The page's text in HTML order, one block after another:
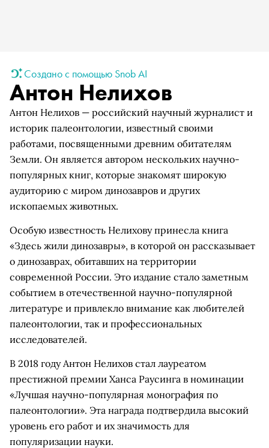
Создано с помощью Snob AI
Антон Нелихов
Антон Нелихов — российский научный журналист и
историк палеонтологии, известный своими
работами, посвященными древним обитателям
Земли. Он является автором нескольких научно-
популярных книг, которые знакомят широкую
аудиторию с миром динозавров и других
ископаемых животных.
Особую известность Нелихову принесла книга
«Здесь жили динозавры», в которой он рассказывает
о динозаврах, обитавших на территории
современной России. Это издание стало заметным
событием в отечественной научно-популярной
литературе и привлекло внимание как любителей
палеонтологии, так и профессиональных
исследователей.
В 2018 году Антон Нелихов стал лауреатом
престижной премии Ханса Раусинга в номинации
«Лучшая научно-популярная монография по
палеонтологии». Эта награда подтвердила высокий
уровень его работ и их значимость для
популяризации науки.